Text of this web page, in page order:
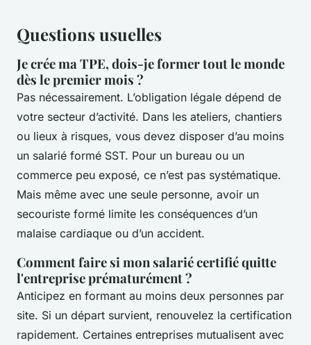
Questions usuelles
Je crée ma TPE, dois-je former tout le monde
dès le premier mois ?
Pas nécessairement. L’obligation légale dépend de
votre secteur d’activité. Dans les ateliers, chantiers
ou lieux à risques, vous devez disposer d’au moins
un salarié formé SST. Pour un bureau ou un
commerce peu exposé, ce n’est pas systématique.
Mais même avec une seule personne, avoir un
secouriste formé limite les conséquences d’un
malaise cardiaque ou d’un accident.
Comment faire si mon salarié certifié quitte
l'entreprise prématurément ?
Anticipez en formant au moins deux personnes par
site. Si un départ survient, renouvelez la certification
rapidement. Certaines entreprises mutualisent avec